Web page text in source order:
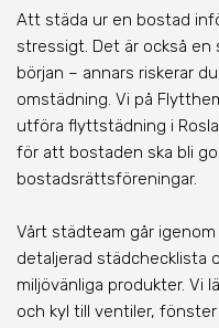
Att städa ur en bostad
stressigt. Det är också
början – annars riskerar
omstädning. Vi på
utföra flyttstädning i
för att bostaden ska bli
bostadsrättsföreningar.
Vårt städteam går
detaljerad städchecklista
miljövänliga produkter. Vi
och kyl till ventiler,